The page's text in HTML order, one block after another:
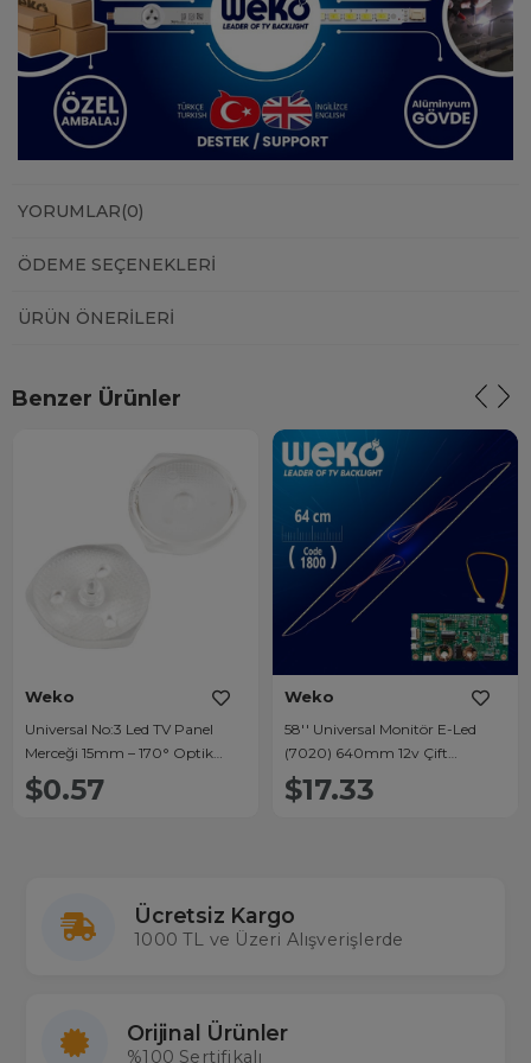
YORUMLAR(0)
ÖDEME SEÇENEKLERI
ÜRÜN ÖNERILERI
Benzer Ürünler
Weko
Universal No:3 Led TV Panel
Merceği 15mm – 170° Optik
Difüzör
$0.57
Weko
58'' Universal Monitör E-Led
(7020) 640mm 12v Çift
Led+Sürücü+Kablo Takım
$17.33
Ücretsiz Kargo
1000 TL ve Üzeri Alışverişlerde
Orijinal Ürünler
%100 Sertifikalı